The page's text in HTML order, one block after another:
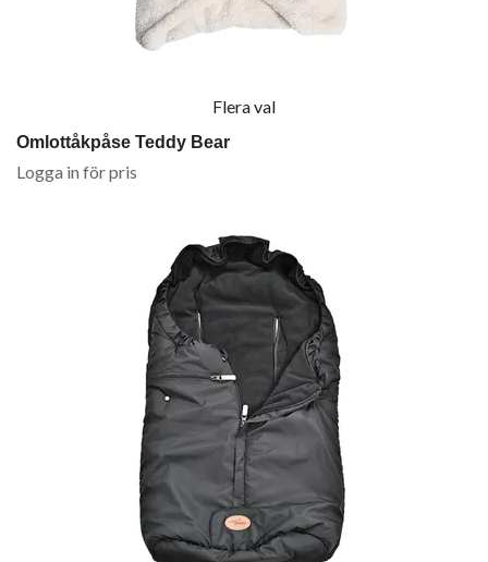
Flera val
Omlottåkpåse Teddy Bear
Logga in för pris